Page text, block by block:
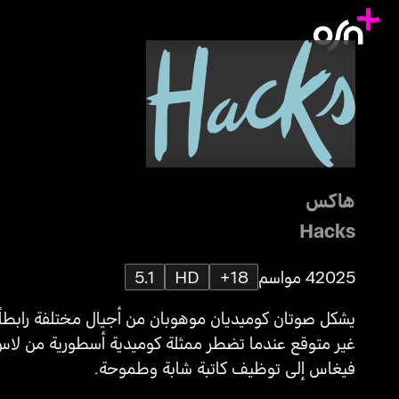
هاكس
Hacks
20254 مواسم 18+
HD
5.1
يشكل صوتان كوميديان موهوبان من أجيال مختلفة
غير متوقع عندما تضطر ممثلة كوميدية أسطورية من
فيغاس إلى توظيف كاتبة شابة وطموحة.